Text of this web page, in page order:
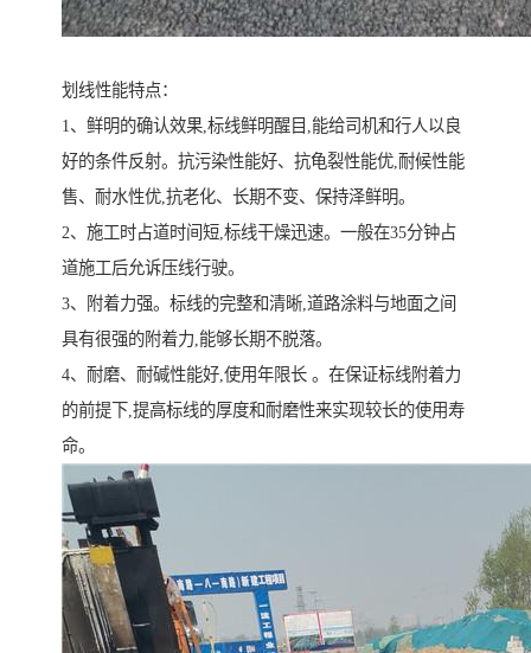
划线性能特点：
1、鲜明的确认效果,标线鲜明醒目,能给司机和行人以良
好的条件反射。抗污染性能好、抗龟裂性能优,耐候性能
售、耐水性优,抗老化、长期不变、保持泽鲜明。
2、施工时占道时间短,标线干燥迅速。一般在35分钟占
道施工后允诉压线行驶。
3、附着力强。标线的完整和清晰,道路涂料与地面之间
具有很强的附着力,能够长期不脱落。
4、耐磨、耐碱性能好,使用年限长 。在保证标线附着力
的前提下,提高标线的厚度和耐磨性来实现较长的使用寿
命。